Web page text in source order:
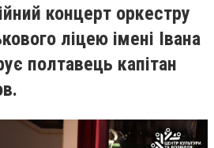
концерт оркестру
ліцею імені Івана
полтавець капітан